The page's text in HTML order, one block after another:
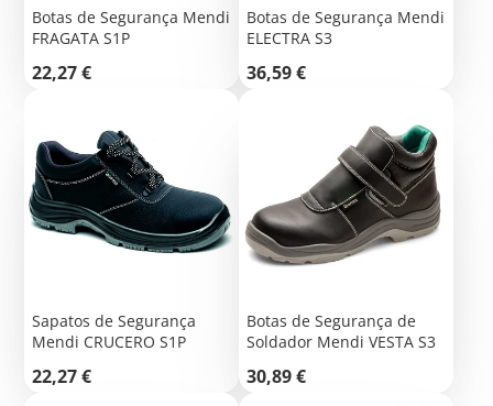
Botas de Segurança Mendi
FRAGATA S1P
Preço
22,27 €
Botas de Segurança Mendi
ELECTRA S3
Preço
36,59 €
Sapatos de Segurança
Mendi CRUCERO S1P
Preço
22,27 €
Botas de Segurança de
Soldador Mendi VESTA S3
Preço
30,89 €